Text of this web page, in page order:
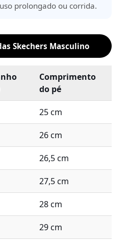
prolongado ou corrida.
Skechers Masculino
Comprimento
do pé
25 cm
26 cm
26,5 cm
27,5 cm
28 cm
29 cm